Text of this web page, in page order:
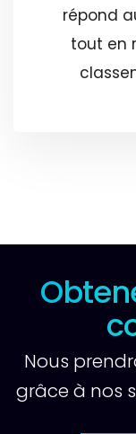
répond
tout en
Nous
grâce à nos